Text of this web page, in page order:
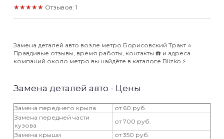
★★★★★ Отзывов: 1
Замена деталей авто возле метро Борисовский Тракт ⭐️
Правдивые отзывы, время работы, контакты ☎️ и адреса
компаний около метро вы найдёте в каталоге Blizko ⚡️
Замена деталей авто - Цены
Замена переднего крыла
от 60 руб.
Замена передней части
кузова
от 700 руб.
Замена крыши
от 350 руб.